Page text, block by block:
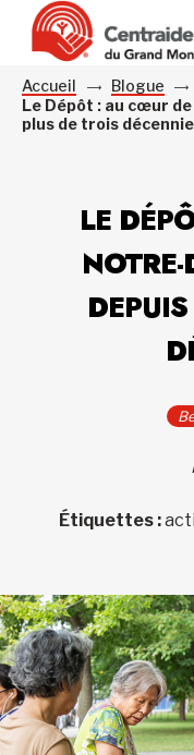
Accueil
Blogue
Le Dépôt : au cœur
plus de trois
LE
NOTRE-
Étiquettes :